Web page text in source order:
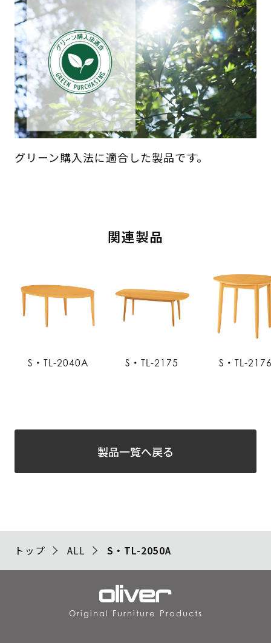
グリーン購入法に適合した製品です。
関連製品
S・TL-2040A S・TL-2175 S・TL-
製品一覧へ戻る
トップ ALL S・TL-2050A
Original Furniture Products